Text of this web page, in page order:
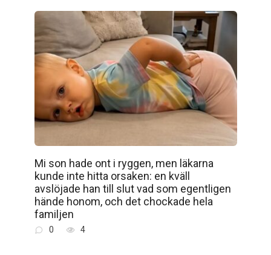
Mi son hade ont i ryggen, men läkarna
kunde inte hitta orsaken: en kväll
avslöjade han till slut vad som egentligen
hände honom, och det chockade hela
familjen
0 4